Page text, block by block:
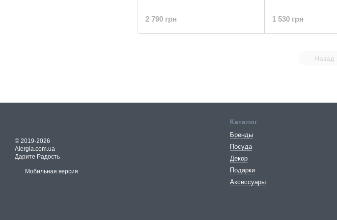
2 790 грн 1 530 грн
Назад
© 2019-2026
Alergia.com.ua
Дарите Радость
Мобильная версия
Каталог
Бренды
Посуда
Декор
Подарки
Аксессуары